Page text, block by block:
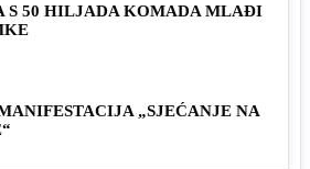
S 50 HILJADA KOMADA MLAĐI
„SJEĆANJE NA